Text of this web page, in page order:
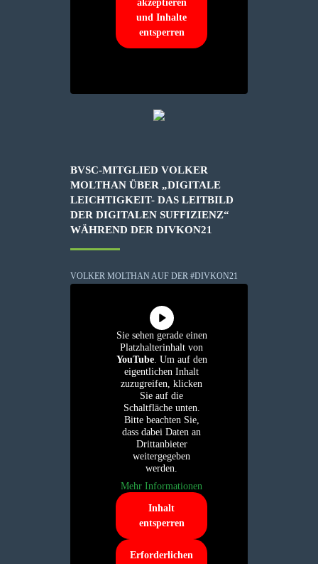
akzeptieren
und Inhalte
entsperren
BVSC-MITGLIED VOLKER
MOLTHAN ÜBER „DIGITALE
LEICHTIGKEIT- DAS LEITBILD
DER DIGITALEN SUFFIZIENZ“
WÄHREND DER DIVKON21
VOLKER MOLTHAN AUF DER #DIVKON21
Sie sehen gerade einen
Platzhalterinhalt von
YouTube. Um auf den
eigentlichen Inhalt
zuzugreifen, klicken
Sie auf die
Schaltfläche unten.
Bitte beachten Sie,
dass dabei Daten an
Drittanbieter
weitergegeben
werden.
Mehr Informationen
Inhalt
entsperren
Erforderlichen